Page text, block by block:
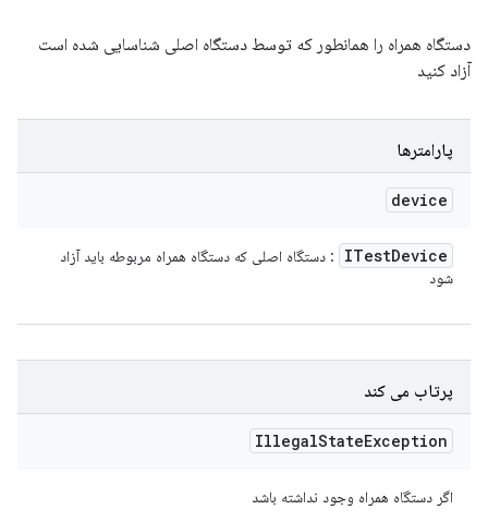
دستگاه همراه را همانطور که توسط دستگاه اصلی شناسایی شده است
آزاد کنید
پارامترها
device
ITestDevice
: دستگاه اصلی که دستگاه همراه مربوطه باید آزاد
شود
پرتاب می کند
IllegalStateException
اگر دستگاه همراه وجود نداشته باشد